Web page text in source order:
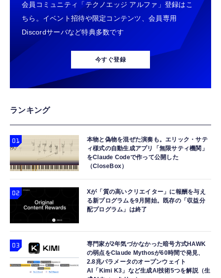
会員コミュニティ「テクノエッジ アルファ」登録はこ
ちら。イベント招待や限定コンテンツ、会員専用
Discordサーバなど特典多数です
今すぐ登録
ランキング
本物と偽物を混ぜた演奏も。エリック・サテ
ィ様式の自動生成アプリ「無限サティ機関」
をClaude Codeで作って公開した
（CloseBox）
Xが「質の高いクリエイター」に報酬を与え
る新プログラムを9月開始。既存の「収益分
配プログラム」は終了
専門家が2年気づかなかった暗号方式HAWK
の弱点をClaude Mythosが60時間で発見、
2.8兆パラメータのオープンウェイト
AI「Kimi K3」など生成AI技術5つを解説（生